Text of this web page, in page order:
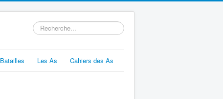
Rechercher
Batailles Les As Cahiers des As